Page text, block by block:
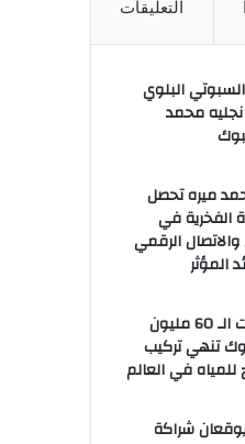
التعليقات
البلوي
محمد
ميره تحصل
الفخرية في
والاتصال الرقمي
المؤثر
بتكلفة تجاوزت الـ 60 مليون
تنهي تركيب
للمياه في العالم
شراكة